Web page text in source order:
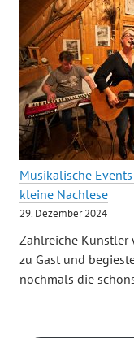
Musikalische
kleine Nachlese
29. Dezember 2024
Zahlreiche Künstler
zu Gast und
nochmals die